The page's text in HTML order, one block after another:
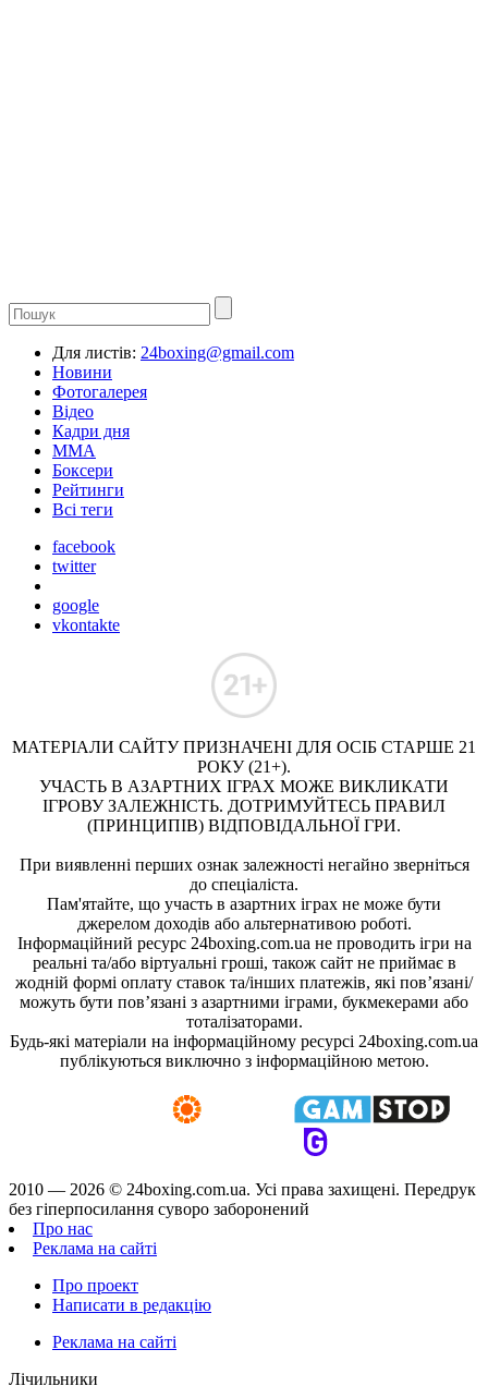
Для листів: 24boxing@gmail.com
Новини
Фотогалерея
Відео
Кадри дня
ММА
Боксери
Рейтинги
Всі теги
facebook
twitter
google
vkontakte
МАТЕРІАЛИ САЙТУ ПРИЗНАЧЕНІ ДЛЯ ОСІБ СТАРШЕ 21
РОКУ (21+).
УЧАСТЬ В АЗАРТНИХ ІГРАХ МОЖЕ ВИКЛИКАТИ
ІГРОВУ ЗАЛЕЖНІСТЬ. ДОТРИМУЙТЕСЬ ПРАВИЛ
(ПРИНЦИПІВ) ВІДПОВІДАЛЬНОЇ ГРИ.
При виявленні перших ознак залежності негайно зверніться
до спеціаліста.
Пам'ятайте, що участь в азартних іграх не може бути
джерелом доходів або альтернативою роботі.
Інформаційний ресурс 24boxing.com.ua не проводить ігри на
реальні та/або віртуальні гроші, також сайт не приймає в
жодній формі оплату ставок та/інших платежів, які пов’язані/
можуть бути пов’язані з азартними іграми, букмекерами або
тоталізаторами.
Будь-які матеріали на інформаційному ресурсі 24boxing.com.ua
публікуються виключно з інформаційною метою.
2010 — 2026 © 24boxing.com.ua. Усi права захищенi. Передрук
без гіперпосилання суворо заборонений
Про нас
Реклама на сайті
Про проект
Написати в редакцію
Реклама на сайті
Лічильники